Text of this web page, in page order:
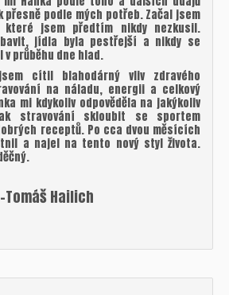
podle mých potřeb. Začal jsem
které jsem předtím nikdy nezkusil.
jídla byla pestřejší a nikdy se
v průběhu dne hlad.
cítil blahodárný vliv zdravého
na náladu, energii a celkový
mi kdykoliv odpověděla na jakýkoliv
stravování skloubit se sportem
receptů. Po cca dvou měsících
a najel na tento nový styl života.
Hailich